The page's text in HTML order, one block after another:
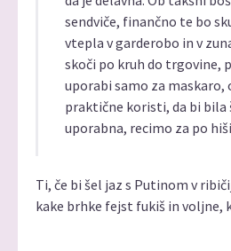
sendviče, finančno te bo
vtepla v garderobo in v
skoči po kruh do trgovine,
uporabi samo za maskaro,
praktične koristi, da bi bila
uporabna, recimo za po
Ti, če bi šel jaz s Putinom v
kake brhke fejst fukiš in voljne,